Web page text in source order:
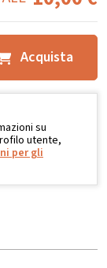
Acquista
su
utente,
per gli